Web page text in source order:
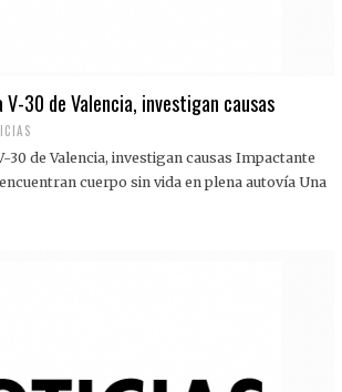
V-30 de Valencia, investigan causas
30 de Valencia, investigan causas Impactante
cuerpo sin vida en plena autovía Una